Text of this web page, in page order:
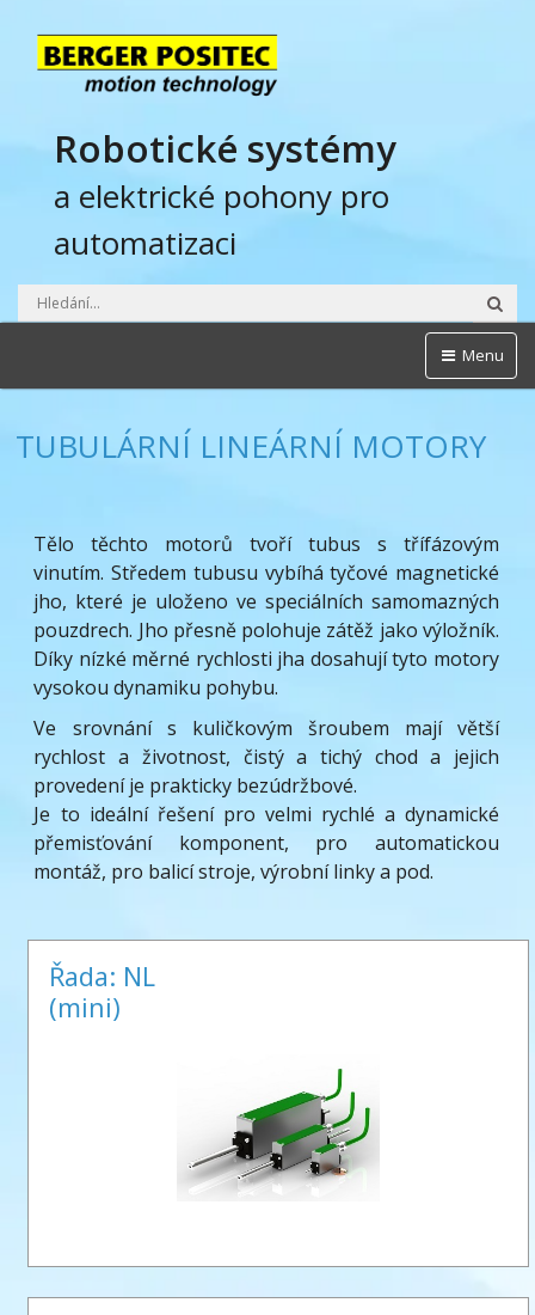
Robotické systémy
a elektrické pohony pro
automatizaci
Menu
TUBULÁRNÍ LINEÁRNÍ MOTORY
Tělo těchto motorů tvoří tubus s třífázovým
vinutím. Středem tubusu vybíhá tyčové magnetické
jho, které je uloženo ve speciálních samomazných
pouzdrech. Jho přesně polohuje zátěž jako výložník.
Díky nízké měrné rychlosti jha dosahují tyto motory
vysokou dynamiku pohybu.
Ve srovnání s kuličkovým šroubem mají větší
rychlost a životnost, čistý a tichý chod a jejich
provedení je prakticky bezúdržbové.
Je to ideální řešení pro velmi rychlé a dynamické
přemisťování komponent, pro automatickou
montáž, pro balicí stroje, výrobní linky a pod.
Řada: NL
(mini)